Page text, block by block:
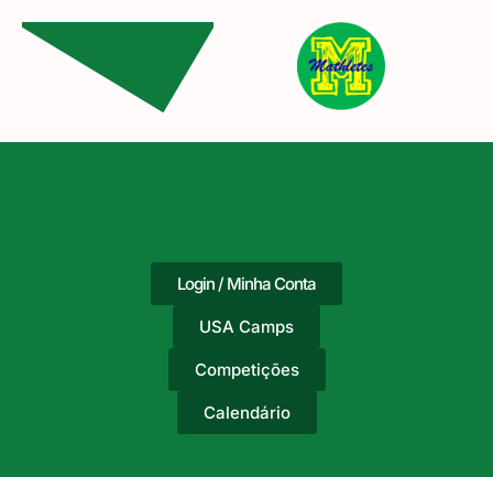
Login / Minha Conta
USA Camps
Competições
Calendário
Adicione o texto do seu